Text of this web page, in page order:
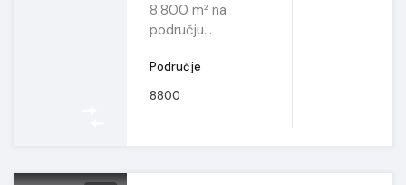
8.800 m² na
području…
Područje
8800